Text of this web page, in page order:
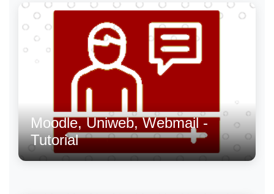
Moodle, Uniweb, Webmail -
Tutorial